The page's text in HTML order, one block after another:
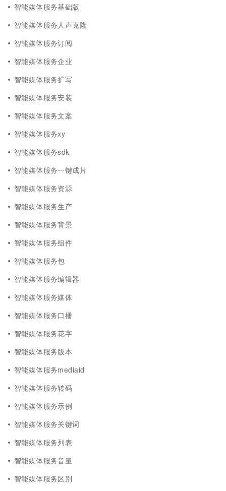
智能媒体服务基础版
智能媒体服务人声克隆
智能媒体服务订阅
智能媒体服务企业
智能媒体服务扩写
智能媒体服务安装
智能媒体服务文案
智能媒体服务xy
智能媒体服务sdk
智能媒体服务一键成片
智能媒体服务资源
智能媒体服务生产
智能媒体服务背景
智能媒体服务组件
智能媒体服务包
智能媒体服务编辑器
智能媒体服务媒体
智能媒体服务口播
智能媒体服务花字
智能媒体服务版本
智能媒体服务mediaid
智能媒体服务转码
智能媒体服务示例
智能媒体服务关键词
智能媒体服务列表
智能媒体服务音量
智能媒体服务区别